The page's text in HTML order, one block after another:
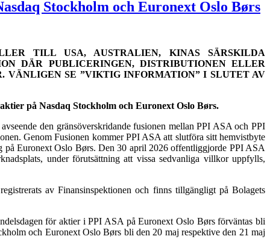
Stockholm och Euronext Oslo Børs
TILL USA, AUSTRALIEN, KINAS SÄRSKILDA
DÄR PUBLICERINGEN, DISTRIBUTIONEN ELLER
VÄNLIGEN SE ”VIKTIG INFORMATION” I SLUTET AV
på Nasdaq Stockholm och Euronext Oslo Børs.
den gränsöverskridande fusionen mellan PPI ASA och PPI
Genom Fusionen kommer PPI ASA att slutföra sitt hemvistbyte
på Euronext Oslo Børs. Den 30 april 2026 offentliggjorde PPI ASA
under förutsättning att vissa sedvanliga villkor uppfylls,
av Finansinspektionen och finns tillgängligt på Bolagets
för aktier i PPI ASA på Euronext Oslo Børs förväntas bli
och Euronext Oslo Børs bli den 20 maj respektive den 21 maj